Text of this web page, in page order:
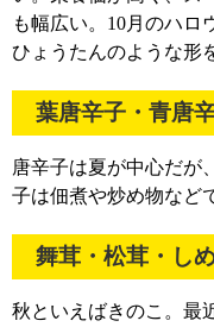
も幅広い。10月のハロ
ひょうたんのような形
葉唐辛子・青唐
唐辛子は夏が中心だが
子は佃煮や炒め物など
舞茸・松茸・し
秋といえばきのこ。最